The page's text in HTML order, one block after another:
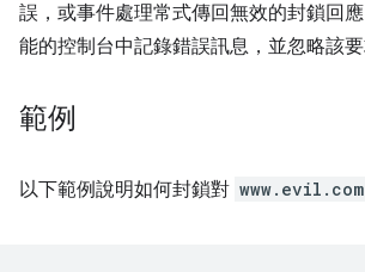
誤，或事件處理常式傳回無效的封鎖回
能的控制台中記錄錯誤訊息，並忽略該要
範例
以下範例說明如何封鎖對 www.evil.com